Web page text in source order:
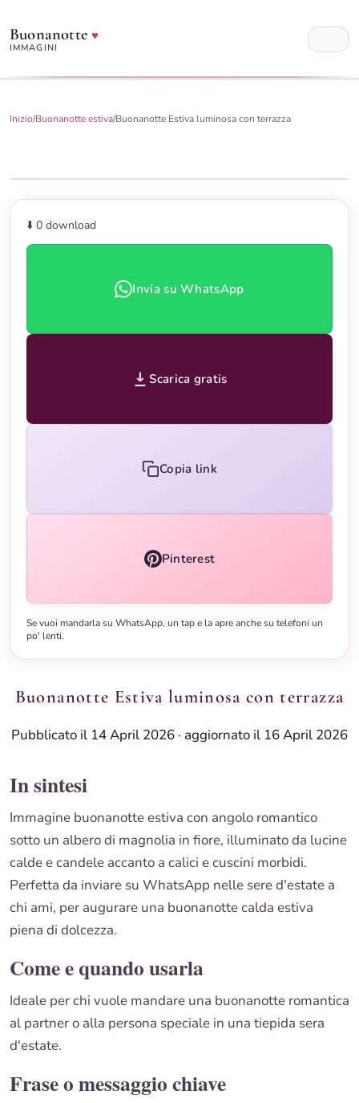
Buonanotte♥
IMMAGINI
Inizio/Buonanotte estiva/Buonanotte Estiva luminosa con terrazza
⬇️ 0 download
Invia su WhatsApp
Scarica gratis
Copia link
Pinterest
Se vuoi mandarla su WhatsApp, un tap e la apre anche su telefoni un
po' lenti.
Buonanotte Estiva luminosa con terrazza
Pubblicato il 14 April 2026 · aggiornato il 16 April 2026
In sintesi
Immagine buonanotte estiva con angolo romantico
sotto un albero di magnolia in fiore, illuminato da lucine
calde e candele accanto a calici e cuscini morbidi.
Perfetta da inviare su WhatsApp nelle sere d'estate a
chi ami, per augurare una buonanotte calda estiva
piena di dolcezza.
Come e quando usarla
Ideale per chi vuole mandare una buonanotte romantica
al partner o alla persona speciale in una tiepida sera
d'estate.
Frase o messaggio chiave